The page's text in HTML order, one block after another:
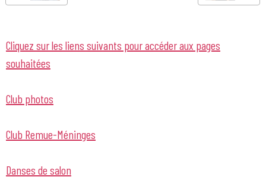
Cliquez sur les liens suivants pour accéder aux pages
souhaitées
Club photos
Club Remue-Méninges
Danses de salon